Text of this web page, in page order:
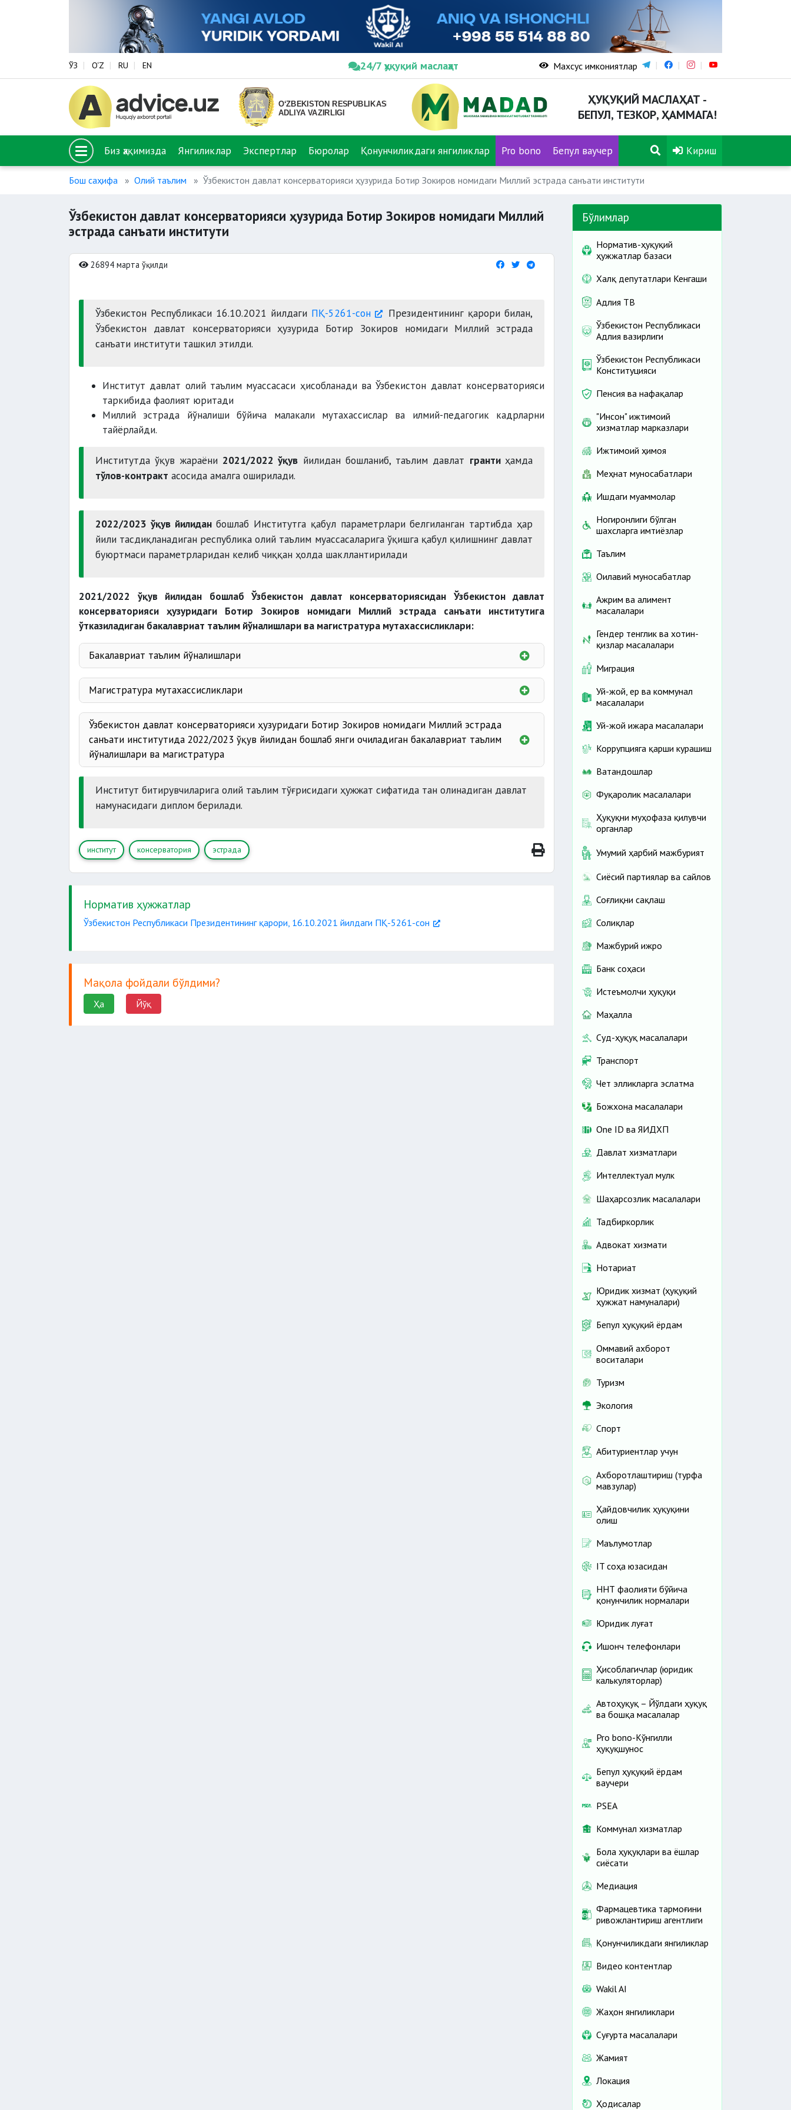
ЎЗ O‘Z RU EN 24/7 ҳуқуқий маслаҳат Махсус имкониятлар
ҲУҚУҚИЙ МАСЛАҲАТ -
БЕПУЛ, ТЕЗКОР, ҲАММАГА!
Биз ҳақимизда Янгиликлар Экспертлар Бюролар Қонунчиликдаги янгиликлар Pro bono Бепул ваучер Кириш
Бош саҳифа Олий таълим Ўзбекистон давлат консерваторияси ҳузурида Ботир Зокиров номидаги Миллий эстрада санъати институти
Ўзбекистон давлат консерваторияси ҳузурида Ботир Зокиров номидаги Миллий
эстрада санъати институти
26894 марта ўқилди
Ўзбекистон Республикаси 16.10.2021 йилдаги ПҚ-5261-сон
Президентининг қарори билан,
Ўзбекистон давлат консерваторияси ҳузурида Ботир Зокиров номидаги Миллий эстрада
санъати институти ташкил этилди.
Институт давлат олий таълим муассасаси ҳисобланади ва Ўзбекистон давлат консерваторияси
таркибида фаолият юритади
Миллий эстрада йўналиши бўйича малакали мутахассислар ва илмий-педагогик кадрларни
тайёрлайди.
Институтда ўқув жараёни 2021/2022 ўқув йилидан бошланиб, таълим давлат грантиҳамда
тўлов-контракт асосида амалга оширилади.
2022/2023 ўқув йилиданбошлаб Институтга қабул параметрлари белгиланган тартибда ҳар
йили тасдиқланадиган республика олий таълим муассасаларига ўқишга қабул қилишнинг давлат
буюртмаси параметрларидан келиб чиққан ҳолда шакллантирилади
2021/2022 ўқув йилидан бошлаб Ўзбекистон давлат консерваториясидан Ўзбекистон давлат
консерваторияси ҳузуридаги Ботир Зокиров номидаги Миллий эстрада санъати институтига
ўтказиладиган бакалавриат таълим йўналишлари ва магистратура мутахассисликлари:
Бакалавриат таълим йўналишлари
Магистратура мутахассисликлари
Ўзбекистон давлат консерваторияси ҳузуридаги Ботир Зокиров номидаги Миллий эстрада
санъати институтида 2022/2023 ўқув йилидан бошлаб янги очиладиган бакалавриат таълим
йўналишлари ва магистратура
Институт битирувчиларига олий таълим тўғрисидаги ҳужжат сифатида тан олинадиган давлат
намунасидаги диплом берилади.
институт консерватория эстрада
Норматив ҳужжатлар
Ўзбекистон Республикаси Президентининг қарори, 16.10.2021 йилдаги ПҚ-5261-сон
Мақола фойдали бўлдими?
Ҳа Йўқ
Бўлимлар
Норматив-ҳуқуқий
ҳужжатлар базаси
Халқ депутатлари Кенгаши
Адлия ТВ
Ўзбекистон Республикаси
Адлия вазирлиги
Ўзбекистон Республикаси
Конституцияси
Пенсия ва нафақалар
"Инсон" ижтимоий
хизматлар марказлари
Ижтимоий ҳимоя
Меҳнат муносабатлари
Ишдаги муаммолар
Ногиронлиги бўлган
шахсларга имтиёзлар
Таълим
Оилавий муносабатлар
Ажрим ва алимент
масалалари
Гендер тенглик ва хотин-
қизлар масалалари
Миграция
Уй-жой, ер ва коммунал
масалалари
Уй-жой ижара масалалари
Коррупцияга қарши курашиш
Ватандошлар
Фуқаролик масалалари
Ҳуқуқни муҳофаза қилувчи
органлар
Умумий ҳарбий мажбурият
Сиёсий партиялар ва сайлов
Соғлиқни сақлаш
Солиқлар
Мажбурий ижро
Банк соҳаси
Истеъмолчи ҳуқуқи
Маҳалла
Суд-ҳуқуқ масалалари
Транспорт
Чет элликларга эслатма
Божхона масалалари
One ID ва ЯИДХП
Давлат хизматлари
Интеллектуал мулк
Шаҳарсозлик масалалари
Тадбиркорлик
Адвокат хизмати
Нотариат
Юридик хизмат (ҳуқуқий
ҳужжат намуналари)
Бепул ҳуқуқий ёрдам
Оммавий ахборот
воситалари
Туризм
Экология
Спорт
Абитуриентлар учун
Ахборотлаштириш (турфа
мавзулар)
Ҳайдовчилик ҳуқуқини
олиш
Маълумотлар
IT соҳа юзасидан
ННТ фаолияти бўйича
қонунчилик нормалари
Юридик луғат
Ишонч телефонлари
Ҳисоблагичлар (юридик
калькуляторлар)
Автоҳуқуқ – Йўлдаги ҳуқуқ
ва бошқа масалалар
Pro bono-Кўнгилли
ҳуқуқшунос
Бепул ҳуқуқий ёрдам
ваучери
PSEA
Коммунал хизматлар
Бола ҳуқуқлари ва ёшлар
сиёсати
Медиация
Фармацевтика тармоғини
ривожлантириш агентлиги
Қонунчиликдаги янгиликлар
Видео контентлар
Wakil AI
Жаҳон янгиликлари
Cуғурта масалалари
Жамият
Локация
Ҳодисалар